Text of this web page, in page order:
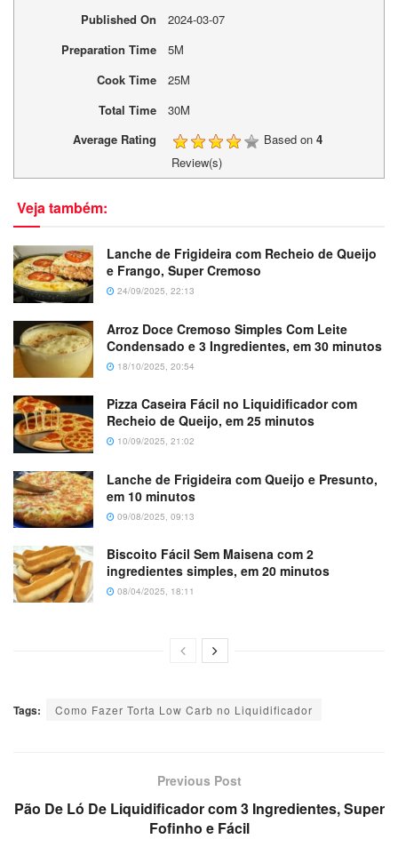
Published On
2024-03-07
Preparation Time
5M
Cook Time
25M
Total Time
30M
Average Rating
Based on 4
Review(s)
Veja também:
Lanche de Frigideira com Recheio de Queijo
e Frango, Super Cremoso
24/09/2025, 22:13
Arroz Doce Cremoso Simples Com Leite
Condensado e 3 Ingredientes, em 30 minutos
18/10/2025, 20:54
Pizza Caseira Fácil no Liquidificador com
Recheio de Queijo, em 25 minutos
10/09/2025, 21:02
Lanche de Frigideira com Queijo e Presunto,
em 10 minutos
09/08/2025, 09:13
Biscoito Fácil Sem Maisena com 2
ingredientes simples, em 20 minutos
08/04/2025, 18:11
Tags: Como Fazer Torta Low Carb no Liquidificador
Previous Post
Pão De Ló De Liquidificador com 3 Ingredientes, Super
Fofinho e Fácil